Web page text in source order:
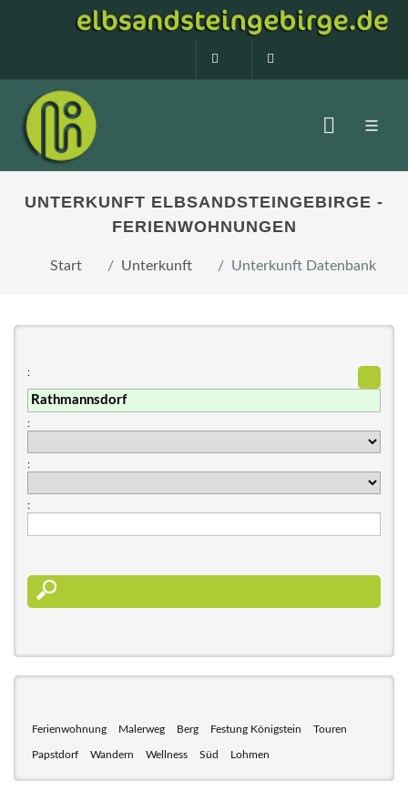
0160 99873408
UNTERKUNFT ELBSANDSTEINGEBIRGE -
FERIENWOHNUNGEN
Start Unterkunft Unterkunft Datenbank
:
:
:
:
Ferienwohnung Malerweg Berg Festung Königstein Touren
Papstdorf Wandern Wellness Süd Lohmen